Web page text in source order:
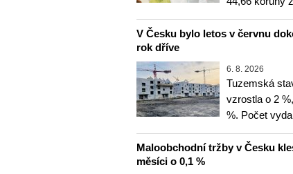
V Česku bylo letos v červnu
rok dříve
6. 8. 2026
Tuzemská
vzrostla o 2
%. Počet
Maloobchodní tržby v Česku
měsíci o 0,1 %